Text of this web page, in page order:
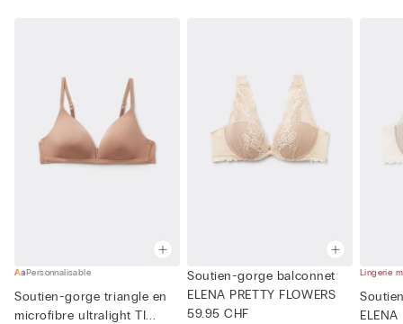
Personnalisable
Soutien-gorge triangle en
microfibre ultralight TI...
Soutien-gorge balconnet
ELENA PRETTY FLOWERS
59.95 CHF
Lingerie
ELENA